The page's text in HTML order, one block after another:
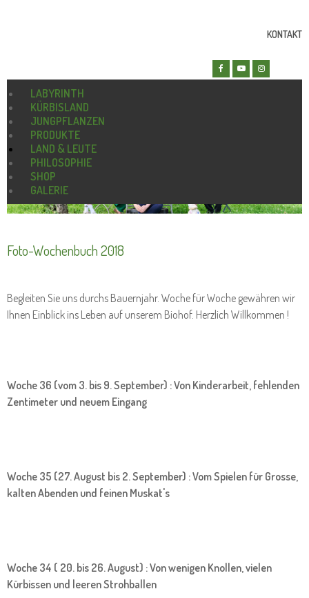
KONTAKT
LABYRINTH
KÜRBISLAND
JUNGPFLANZEN
PRODUKTE
LAND & LEUTE
PHILOSOPHIE
SHOP
GALERIE
Foto-Wochenbuch 2018
Begleiten Sie uns durchs Bauernjahr. Woche für Woche gewähren wir
Ihnen Einblick ins Leben auf unserem Biohof. Herzlich Willkommen !
Woche 36 (vom 3. bis 9. September) : Von Kinderarbeit, fehlenden
Zentimeter und neuem Eingang
Woche 35 (27. August bis 2. September) : Vom Spielen für Grosse,
kalten Abenden und feinen Muskat's
Woche 34 ( 20. bis 26. August) : Von wenigen Knollen, vielen
Kürbissen und leeren Strohballen